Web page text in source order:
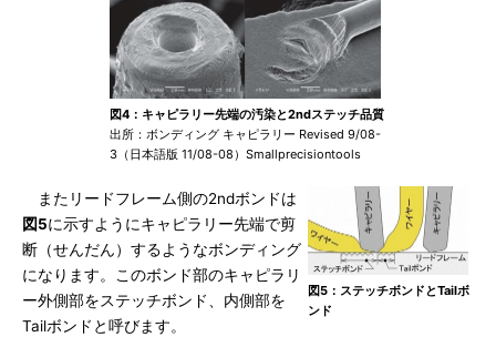
図4：キャピラリー先端の汚染と2ndステッチ品質
出所：ボンディング キャピラリー Revised 9/08-
3（日本語版 11/08-08）Smallprecisiontools
図5：ステッチボンドとTailボ
ンド
またリードフレーム側の2ndボンドは
図5に示すようにキャピラリー先端で剪
断（せんだん）するようなボンディング
になります。このボンド部のキャピラリ
ー外側部をステッチボンド、内側部を
Tailボンドと呼びます。